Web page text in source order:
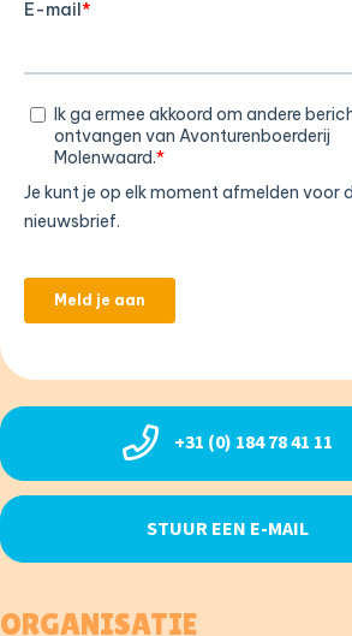
+31 (0) 184 78 41 11
STUUR EEN E-MAIL
ORGANISATIE